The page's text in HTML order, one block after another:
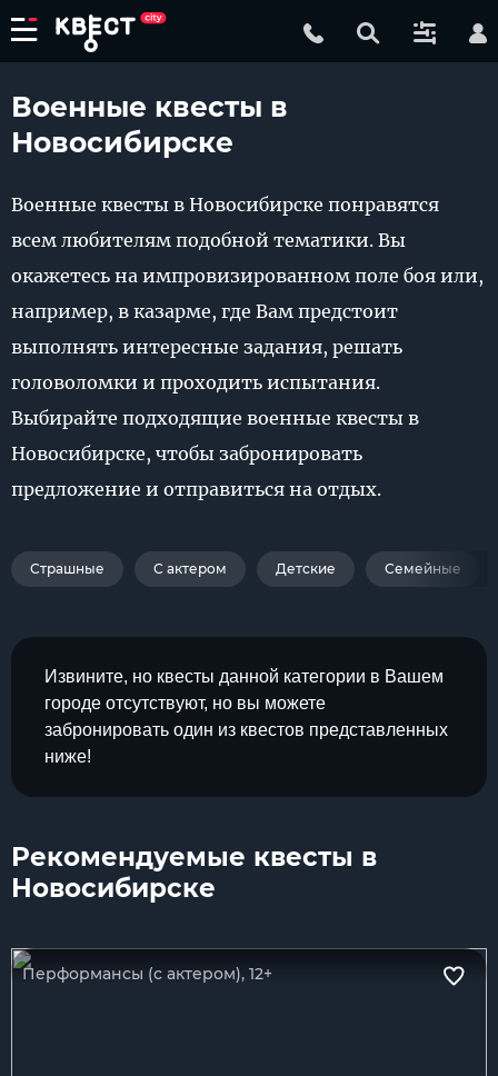
Военные квесты в
Новосибирске
Военные квесты в Новосибирске понравятся
всем любителям подобной тематики. Вы
окажетесь на импровизированном поле боя или,
например, в казарме, где Вам предстоит
выполнять интересные задания, решать
головоломки и проходить испытания.
Выбирайте подходящие военные квесты в
Новосибирске, чтобы забронировать
предложение и отправиться на отдых.
Страшные С актером Детские Семейные
Извините, но квесты данной категории в Вашем
городе отсутствуют, но вы можете
забронировать один из квестов представленных
ниже!
Рекомендуемые квесты в
Новосибирске
Перформансы (с актером), 12+